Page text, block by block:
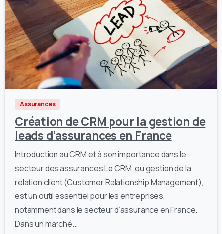
0
Assurances
Création de CRM pour la gestion de
leads d’assurances en France
Introduction au CRM et à son importance dans le
secteur des assurances Le CRM, ou gestion de la
relation client (Customer Relationship Management),
est un outil essentiel pour les entreprises,
notamment dans le secteur d’assurance en France.
Dans un marché...